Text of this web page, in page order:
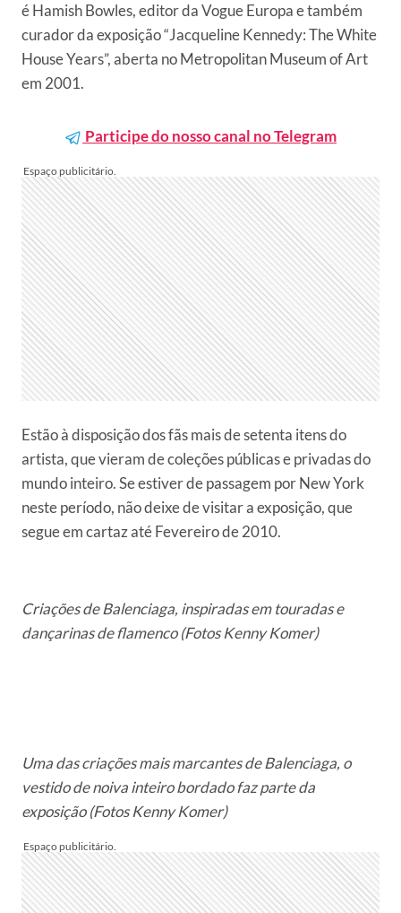
é Hamish Bowles, editor da Vogue Europa e também
curador da exposição “Jacqueline Kennedy: The White
House Years”, aberta no Metropolitan Museum of Art
em 2001.
Participe do nosso canal no Telegram
Estão à disposição dos fãs mais de setenta itens do
artista, que vieram de coleções públicas e privadas do
mundo inteiro. Se estiver de passagem por New York
neste período, não deixe de visitar a exposição, que
segue em cartaz até Fevereiro de 2010.
Criações de Balenciaga, inspiradas em touradas e
dançarinas de flamenco (Fotos Kenny Komer)
Uma das criações mais marcantes de Balenciaga, o
vestido de noiva inteiro bordado faz parte da
exposição (Fotos Kenny Komer)